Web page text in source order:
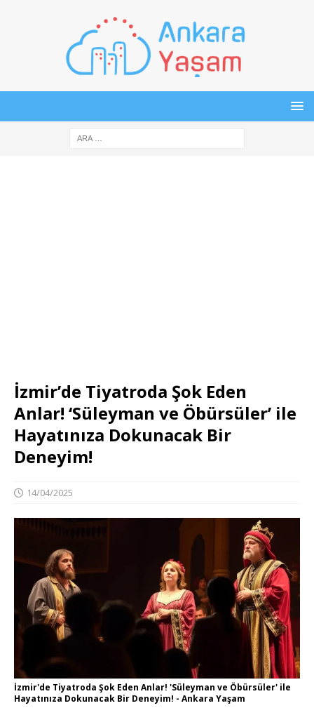
İzmir’de Tiyatroda Şok Eden
Anlar! ‘Süleyman ve Öbürsüler’ ile
Hayatınıza Dokunacak Bir
Deneyim!
14/04/2025
İzmir'de Tiyatroda Şok Eden Anlar! 'Süleyman ve Öbürsüler' ile
Hayatınıza Dokunacak Bir Deneyim! - Ankara Yaşam